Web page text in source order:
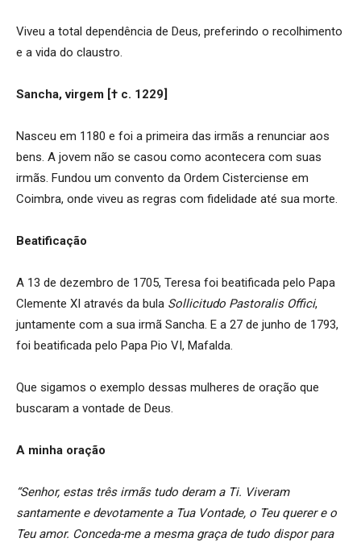
Viveu a total dependência de Deus, preferindo o recolhimento
e a vida do claustro.
Sancha, virgem [† c. 1229]
Nasceu em 1180 e foi a primeira das irmãs a renunciar aos
bens. A jovem não se casou como acontecera com suas
irmãs. Fundou um convento da Ordem Cisterciense em
Coimbra, onde viveu as regras com fidelidade até sua morte.
Beatificação
A 13 de dezembro de 1705, Teresa foi beatificada pelo Papa
Clemente XI através da bula Sollicitudo Pastoralis Offici,
juntamente com a sua irmã Sancha. E a 27 de junho de 1793,
foi beatificada pelo Papa Pio VI, Mafalda.
Que sigamos o exemplo dessas mulheres de oração que
buscaram a vontade de Deus.
A minha oração
“Senhor, estas três irmãs tudo deram a Ti. Viveram
santamente e devotamente a Tua Vontade, o Teu querer e o
Teu amor. Conceda-me a mesma graça de tudo dispor para